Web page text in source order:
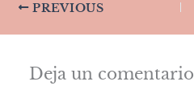
PREVIOUS
Deja un comentario